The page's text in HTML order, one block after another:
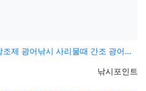
광어낚시 사리물때 간조 광어루어낚시 조황정보
등록자
낚시포인트